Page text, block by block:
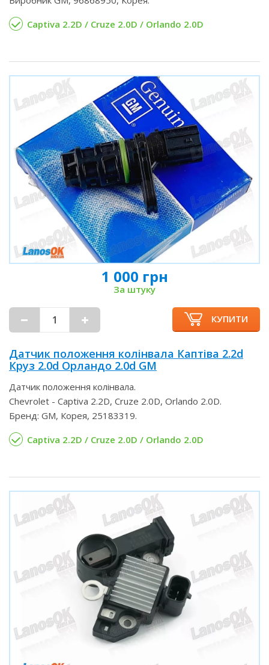
Captiva 2.2D / Cruze 2.0D / Orlando 2.0D
1 000 грн
За штуку
КУПИТИ
Датчик положення колінвала Каптіва 2.2d
Круз 2.0d Орландо 2.0d GM
Датчик положення колінвала.
Chevrolet - Captiva 2.2D, Cruze 2.0D, Orlando 2.0D.
Бренд: GM, Корея, 25183319.
Captiva 2.2D / Cruze 2.0D / Orlando 2.0D